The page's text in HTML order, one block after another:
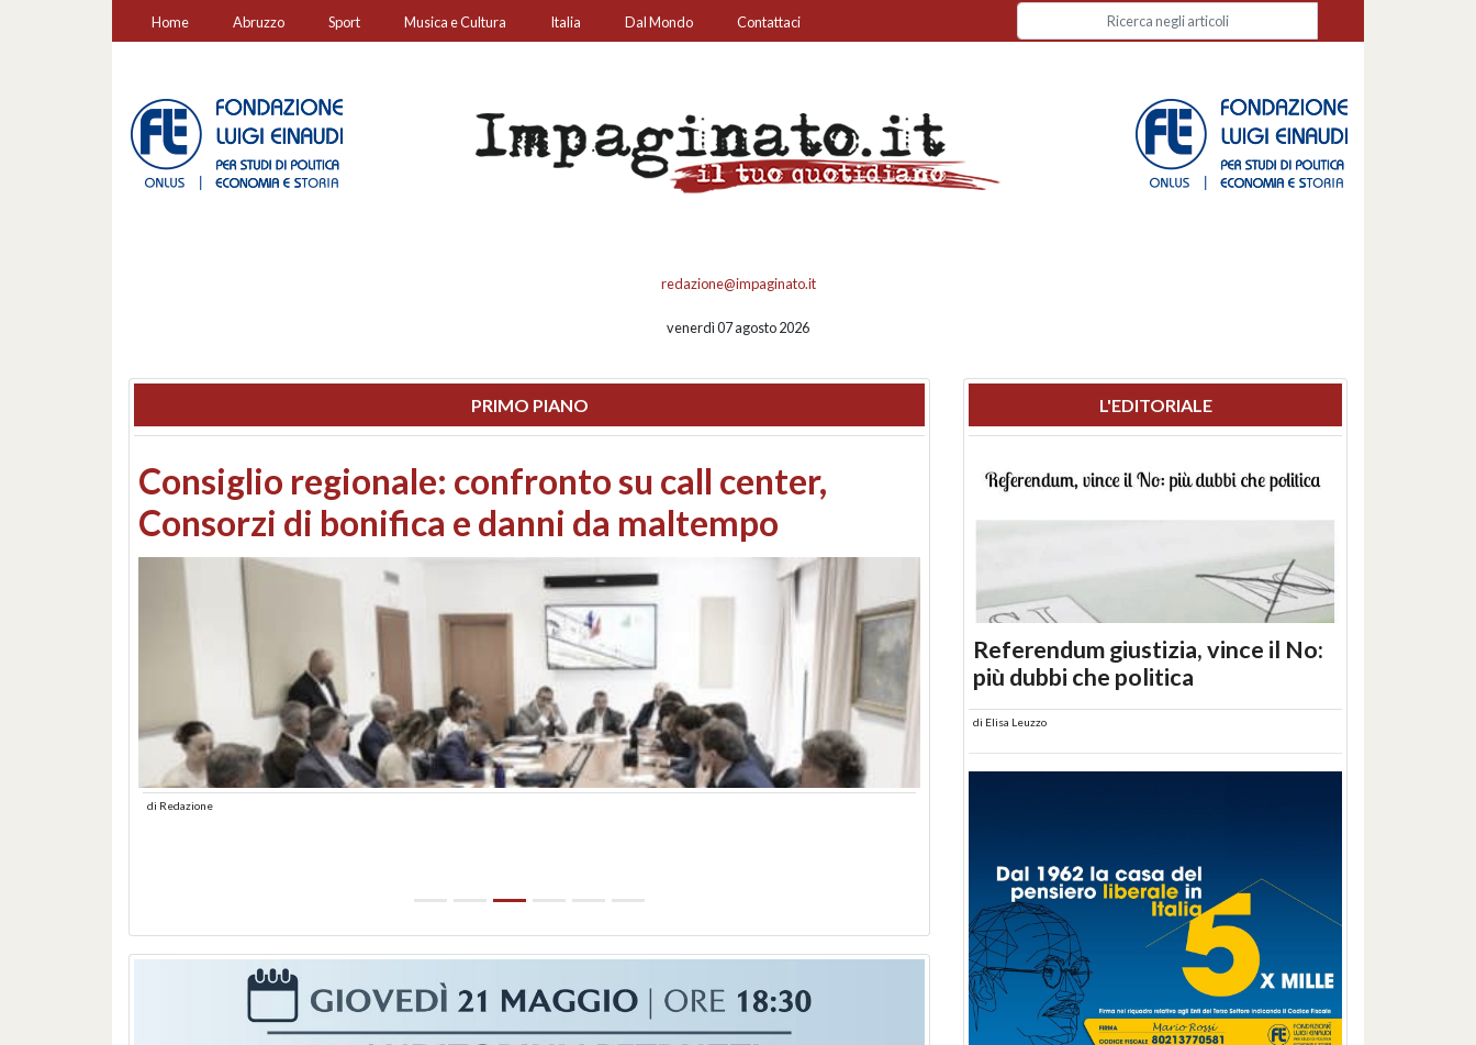
Home Abruzzo Sport Musica e Cultura Italia Dal Mondo Contattaci
redazione@impaginato.it
venerdì 07 agosto 2026
PRIMO PIANO
Consiglio regionale: confronto su call center,
Consorzi di bonifica e danni da maltempo
di Redazione
L'EDITORIALE
Referendum giustizia, vince il No:
più dubbi che politica
di Elisa Leuzzo